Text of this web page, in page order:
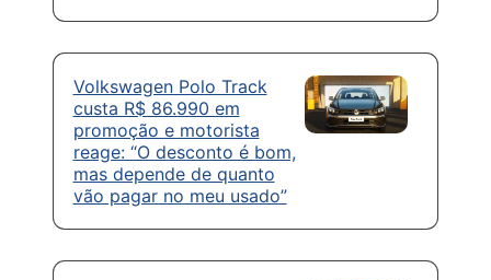
Volkswagen Polo Track
custa R$ 86.990 em
promoção e motorista
reage: “O desconto é bom,
mas depende de quanto
vão pagar no meu usado”